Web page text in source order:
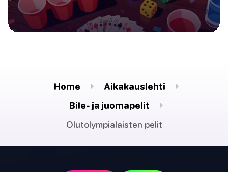
Home
Aikakauslehti
Bile- ja juomapelit
Olutolympialaisten pelit